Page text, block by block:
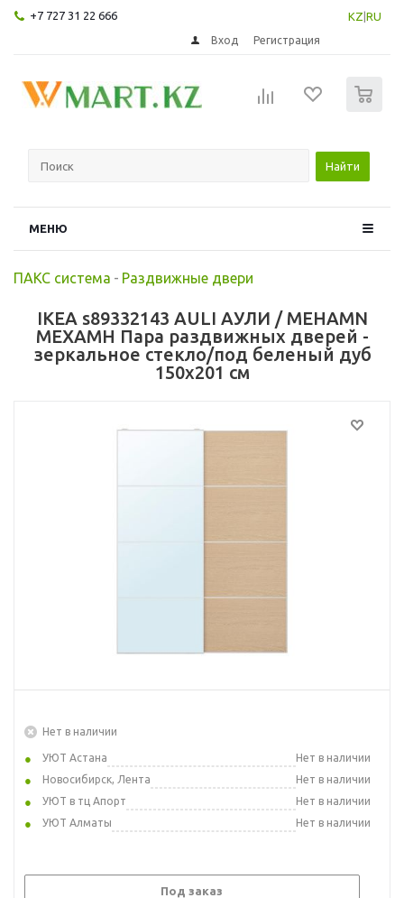
+7 727 31 22 666 KZ RU
Вход Регистрация
Найти
МЕНЮ
ПАКС система - Раздвижные двери
IKEA s89332143 AULI АУЛИ / MEHAMN
МЕХАМН Пара раздвижных дверей -
зеркальное стекло/под беленый дуб
150x201 см
Нет в наличии
УЮТ Астана
Нет в наличии
Новосибирск, Лента
Нет в наличии
УЮТ в тц Апорт
Нет в наличии
УЮТ Алматы
Нет в наличии
Под заказ